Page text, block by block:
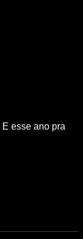
E esse ano pra